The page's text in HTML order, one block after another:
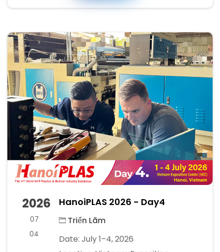
2026
07
04
HanoiPLAS 2026 - Day4
Triển Lãm
Date: July 1–4, 2026